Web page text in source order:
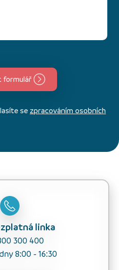
formulář
se zpracováním osobních
linka
300 400
8:00 - 16:30